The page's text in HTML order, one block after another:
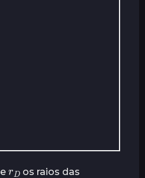
e
os raios das